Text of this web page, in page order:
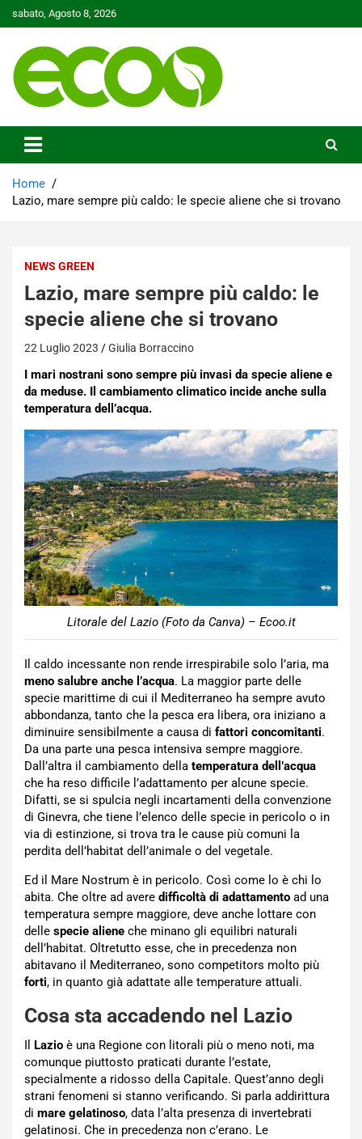
to
sabato, Agosto 8, 2026
Ecoo.it
Home
Lazio, mare sempre più caldo: le specie aliene che si trovano
NEWS GREEN
Lazio, mare sempre più caldo: le
specie aliene che si trovano
22 Luglio 2023 Giulia Borraccino
I mari nostrani sono sempre più invasi da specie aliene e
da meduse. Il cambiamento climatico incide anche sulla
temperatura dell’acqua.
Litorale del Lazio (Foto da Canva) – Ecoo.it
Il caldo incessante non rende irrespirabile solo l’aria, ma
meno salubre anche l’acqua. La maggior parte delle
specie marittime di cui il Mediterraneo ha sempre avuto
abbondanza, tanto che la pesca era libera, ora iniziano a
diminuire sensibilmente a causa di fattori concomitanti.
Da una parte una pesca intensiva sempre maggiore.
Dall’altra il cambiamento della temperatura dell’acqua
che ha reso difficile l’adattamento per alcune specie.
Difatti, se si spulcia negli incartamenti della convenzione
di Ginevra, che tiene l’elenco delle specie in pericolo o in
via di estinzione, si trova tra le cause più comuni la
perdita dell’habitat dell’animale o del vegetale.
Ed il Mare Nostrum è in pericolo. Così come lo è chi lo
abita. Che oltre ad avere difficoltà di adattamento ad una
temperatura sempre maggiore, deve anche lottare con
delle specie aliene che minano gli equilibri naturali
dell’habitat. Oltretutto esse, che in precedenza non
abitavano il Mediterraneo, sono competitors molto più
forti, in quanto già adattate alle temperature attuali.
Cosa sta accadendo nel Lazio
Il Lazio è una Regione con litorali più o meno noti, ma
comunque piuttosto praticati durante l’estate,
specialmente a ridosso della Capitale. Quest’anno degli
strani fenomeni si stanno verificando. Si parla addirittura
di mare gelatinoso, data l’alta presenza di invertebrati
gelatinosi. Che in precedenza non c’erano. Le